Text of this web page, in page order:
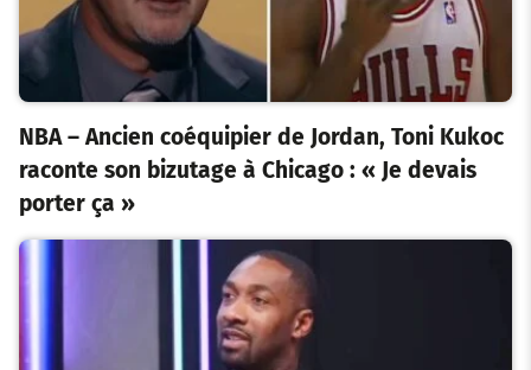
NBA – Ancien coéquipier de Jordan, Toni Kukoc
raconte son bizutage à Chicago : « Je devais
porter ça »